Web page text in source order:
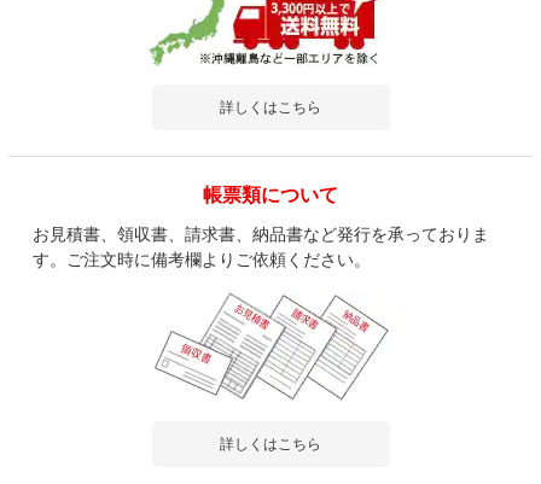
詳しくはこちら
帳票類について
お見積書、領収書、請求書、納品書など発行を承っておりま
す。ご注文時に備考欄よりご依頼ください。
詳しくはこちら